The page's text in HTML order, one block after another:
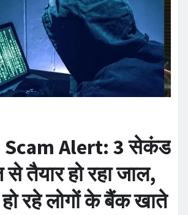
Scam Alert: 3 सेकंड
तैयार हो रहा जाल,
रहे लोगों के बैंक खाते